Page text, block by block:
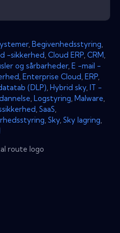
, Begivenhedsstyring
-sikkerhed Cloud ERP CRM
og sårbarheder, E -mail -
Enterprise Cloud ERP
(DLP) Hybrid sky IT -
Logstyring Malware
SaaS
Sky Sky lagring